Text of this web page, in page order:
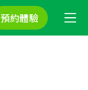
預約體驗